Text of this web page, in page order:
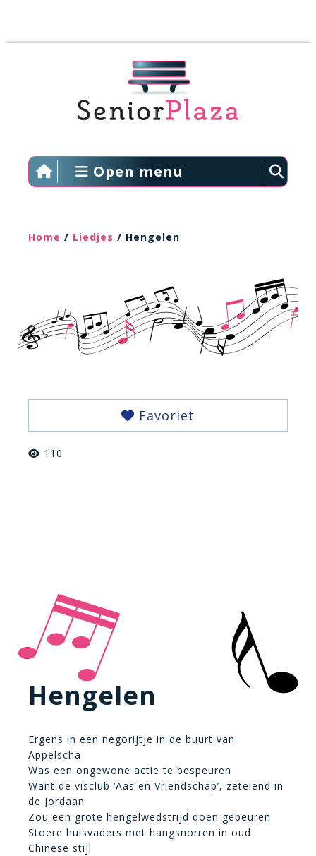
Open menu
Home / Liedjes / Hengelen
Favoriet
110
Hengelen
Ergens in een negorijtje in de buurt van
Appelscha
Was een ongewone actie te bespeuren
Want de visclub ‘Aas en Vriendschap’, zetelend in
de Jordaan
Zou een grote hengelwedstrijd doen gebeuren
Stoere huisvaders met hangsnorren in oud
Chinese stijl